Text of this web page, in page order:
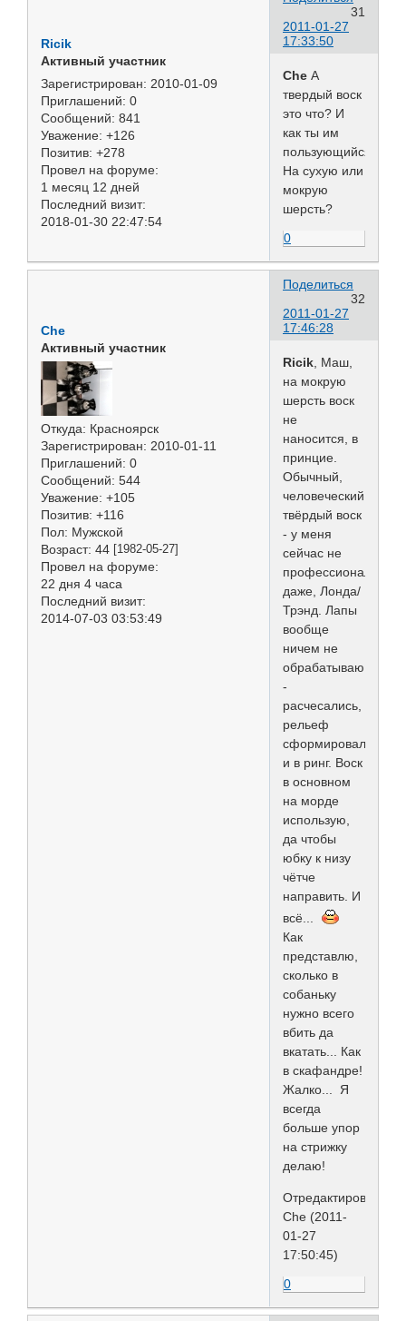
31
2011-01-27
17:33:50
Ricik
Активный участник
Зарегистрирован: 2010-01-09
Приглашений: 0
Сообщений: 841
Уважение: +126
Позитив: +278
Провел на форуме:
1 месяц 12 дней
Последний визит:
2018-01-30 22:47:54
Che А
твердый воск
это что? И
как ты им
пользующийся?
На сухую или
мокрую
шерсть?
0
Поделиться
32
2011-01-27
17:46:28
Che
Активный участник
Откуда: Красноярск
Зарегистрирован: 2010-01-11
Приглашений: 0
Сообщений: 544
Уважение: +105
Позитив: +116
Пол: Мужской
Возраст: 44 [1982-05-27]
Провел на форуме:
22 дня 4 часа
Последний визит:
2014-07-03 03:53:49
Ricik , Маш,
на мокрую
шерсть воск
не
наносится, в
принцие.
Обычный,
человеческий
твёрдый воск
- у меня
сейчас не
профессиональный
даже, Лонда/
Трэнд. Лапы
вообще
ничем не
обрабатываю
-
расчесались,
рельеф
сформировали
и в ринг. Воск
в основном
на морде
использую,
да чтобы
юбку к низу
чётче
направить. И
всё...
Как
представлю,
сколько в
собаньку
нужно всего
вбить да
вкатать... Как
в скафандре!
Жалко... Я
всегда
больше упор
на стрижку
делаю!
Отредактировано
Che (2011-
01-27
17:50:45)
0